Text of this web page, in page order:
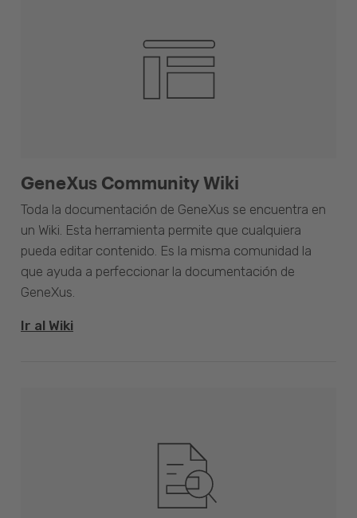
GeneXus Community Wiki
Toda la documentación de GeneXus se encuentra en
un Wiki. Esta herramienta permite que cualquiera
pueda editar contenido. Es la misma comunidad la
que ayuda a perfeccionar la documentación de
GeneXus.
Ir al Wiki